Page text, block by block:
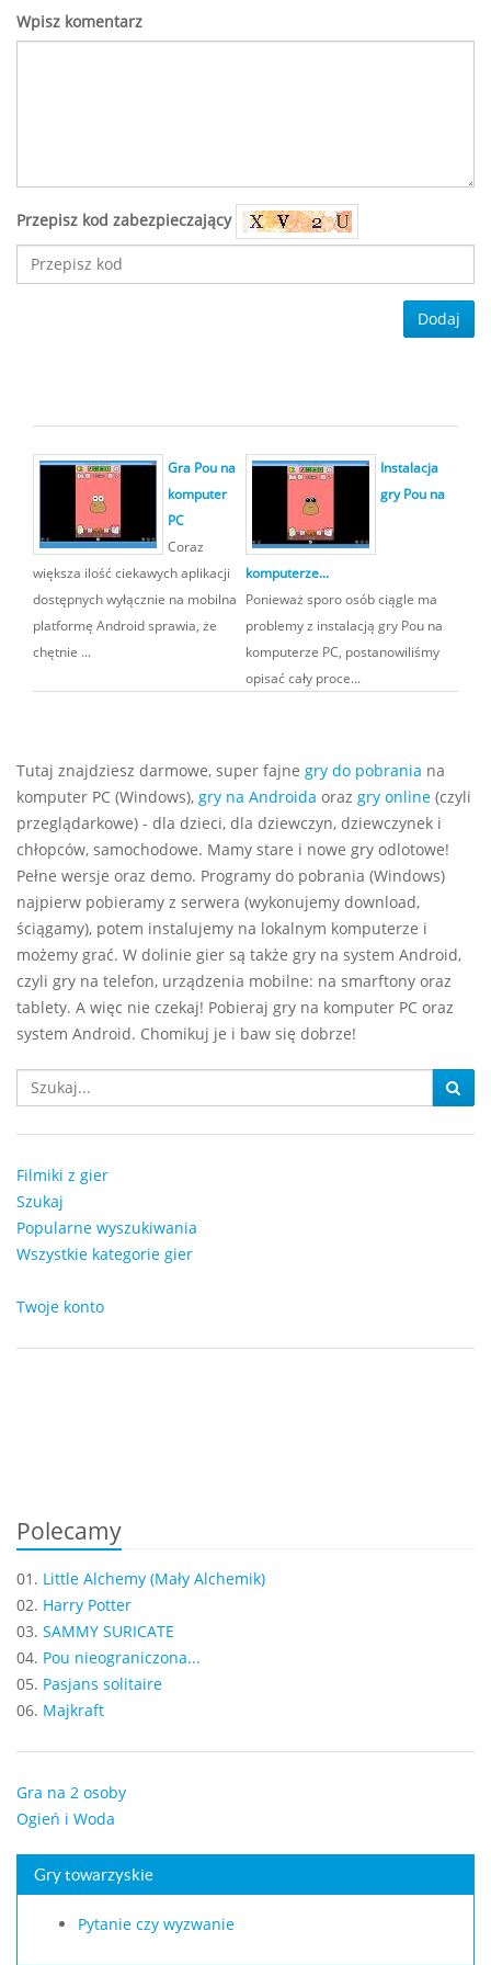
Wpisz komentarz
Przepisz kod zabezpieczający
Dodaj
Gra Pou na
komputer
PC
Coraz
większa ilość ciekawych aplikacji
dostępnych wyłącznie na mobilna
platformę Android sprawia, że
chętnie ...
Instalacja
gry Pou na
komputerze...
Ponieważ sporo osób ciągle ma
problemy z instalacją gry Pou na
komputerze PC, postanowiliśmy
opisać cały proce...
Tutaj znajdziesz darmowe, super fajne gry do pobrania na
komputer PC (Windows), gry na Androida oraz gry online (czyli
przeglądarkowe) - dla dzieci, dla dziewczyn, dziewczynek i
chłopców, samochodowe. Mamy stare i nowe gry odlotowe!
Pełne wersje oraz demo. Programy do pobrania (Windows)
najpierw pobieramy z serwera (wykonujemy download,
ściągamy), potem instalujemy na lokalnym komputerze i
możemy grać. W dolinie gier są także gry na system Android,
czyli gry na telefon, urządzenia mobilne: na smarftony oraz
tablety. A więc nie czekaj! Pobieraj gry na komputer PC oraz
system Android. Chomikuj je i baw się dobrze!
Filmiki z gier
Szukaj
Popularne wyszukiwania
Wszystkie kategorie gier
Twoje konto
Polecamy
01. Little Alchemy (Mały Alchemik)
02. Harry Potter
03. SAMMY SURICATE
04. Pou nieograniczona...
05. Pasjans solitaire
06. Majkraft
Gra na 2 osoby
Ogień i Woda
Gry towarzyskie
Pytanie czy wyzwanie